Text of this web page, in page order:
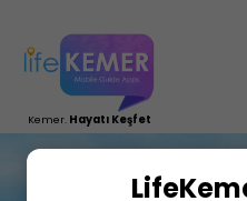
Kemer.Hayatı Keşfet